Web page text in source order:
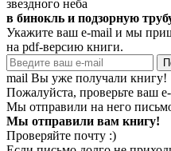
звездного неба
в бинокль и подзорную
Укажите ваш e-mail и мы
на pdf-версию книги.
mail Вы уже получали книгу!
Пожалуйста, проверьте ваш
Мы отправили на него
Мы отправили вам книгу!
Проверяйте почту :)